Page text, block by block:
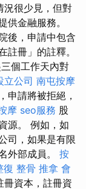
況很少見，但對
供金融服務。
後，申請中包含
註冊」的註釋。
個工作天內對
立公司 南屯按摩
申請將被拒絕，
摩 seo服務 股
源。 例如，如
司，如果是有限
外部成員。 按
復 整骨 推拿 會
冊資本，註冊資